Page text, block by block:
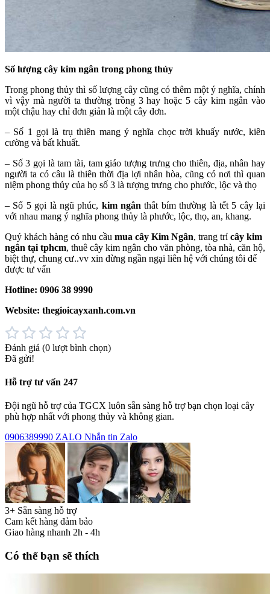
Số lượng cây kim ngân trong phong thủy
Trong phong thủy thì số lượng cây cũng có thêm một ý nghĩa, chính
vì vậy mà người ta thường trồng 3 hay hoặc 5 cây kim ngân vào
một chậu hay chỉ đơn giản là một cây đơn.
– Số 1 gọi là trụ thiên mang ý nghĩa chọc trời khuấy nước, kiên
cường và bất khuất.
– Số 3 gọi là tam tài, tam giáo tượng trưng cho thiên, địa, nhân hay
người ta có câu là thiên thời địa lợi nhân hòa, cũng có nơi thì quan
niệm phong thủy của họ số 3 là tượng trưng cho phước, lộc và thọ
– Số 5 gọi là ngũ phúc, kim ngân thắt bím thường là tết 5 cây lại
với nhau mang ý nghĩa phong thủy là phước, lộc, thọ, an, khang.
Quý khách hàng có nhu cầu mua cây Kim Ngân, trang trícây kim
ngân tại tphcm, thuê cây kim ngân cho văn phòng, tòa nhà, căn hộ,
biệt thự, chung cư..vv xin đừng ngần ngại liên hệ với chúng tôi để
được tư vấn
Hotline: 0906 38 9990
Website: thegioicayxanh.com.vn
Đánh giá (0 lượt bình chọn)
Đã gửi!
Hỗ trợ tư vấn 247
Đội ngũ hỗ trợ của TGCX luôn sẵn sàng hỗ trợ bạn chọn loại cây
phù hợp nhất với phong thủy và không gian.
0906389990 ZALO Nhắn tin Zalo
3+ Sẵn sàng hỗ trợ
Cam kết hàng đảm bảo
Giao hàng nhanh 2h - 4h
Có thể bạn sẽ thích